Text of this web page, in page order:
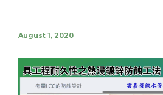
August 1, 2020